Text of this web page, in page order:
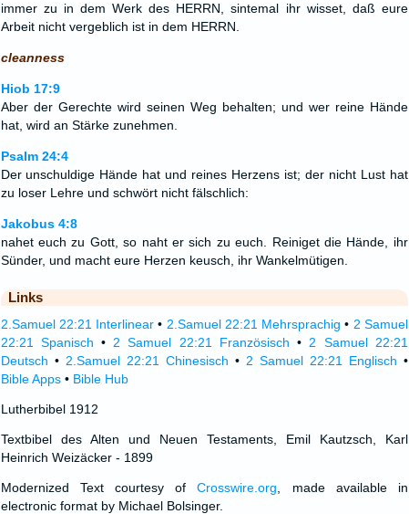
immer zu in dem Werk des HERRN, sintemal ihr wisset, daß eure
Arbeit nicht vergeblich ist in dem HERRN.
cleanness
Hiob 17:9
Aber der Gerechte wird seinen Weg behalten; und wer reine Hände
hat, wird an Stärke zunehmen.
Psalm 24:4
Der unschuldige Hände hat und reines Herzens ist; der nicht Lust hat
zu loser Lehre und schwört nicht fälschlich:
Jakobus 4:8
nahet euch zu Gott, so naht er sich zu euch. Reiniget die Hände, ihr
Sünder, und macht eure Herzen keusch, ihr Wankelmütigen.
Links
2.Samuel 22:21 Interlinear • 2.Samuel 22:21 Mehrsprachig • 2 Samuel
22:21 Spanisch • 2 Samuel 22:21 Französisch • 2 Samuel 22:21
Deutsch • 2.Samuel 22:21 Chinesisch • 2 Samuel 22:21 Englisch •
Bible Apps• Bible Hub
Lutherbibel 1912
Textbibel des Alten und Neuen Testaments, Emil Kautzsch, Karl
Heinrich Weizäcker - 1899
Modernized Text courtesy ofCrosswire.org , made available in
electronic format by Michael Bolsinger.